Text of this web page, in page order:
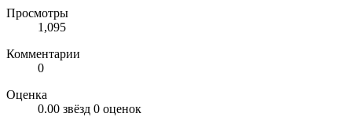
Просмотры
1,095
Комментарии
0
Оценка
0.00 звёзд 0 оценок